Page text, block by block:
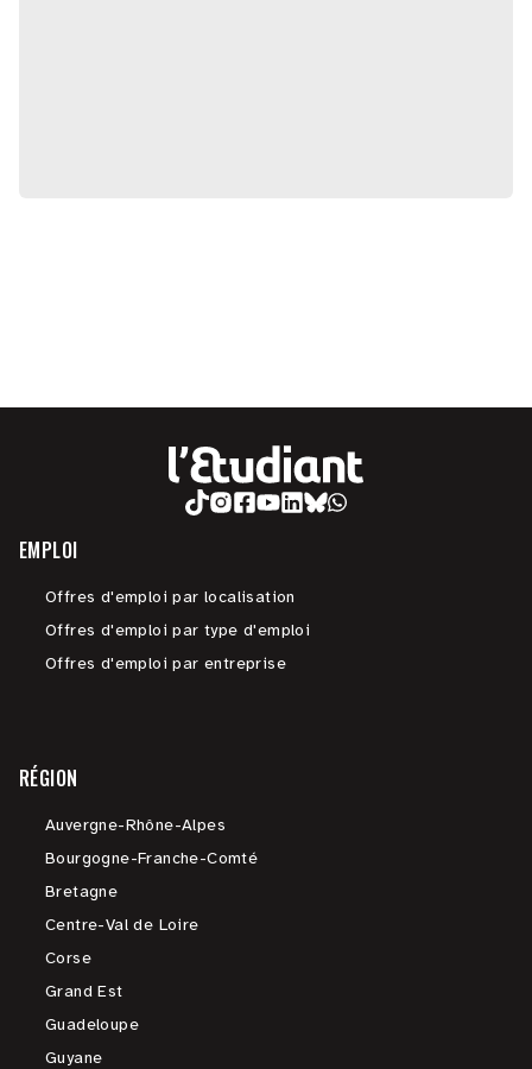
EMPLOI
Offres d'emploi par localisation
Offres d'emploi par type d'emploi
Offres d'emploi par entreprise
RÉGION
Auvergne-Rhône-Alpes
Bourgogne-Franche-Comté
Bretagne
Centre-Val de Loire
Corse
Grand Est
Guadeloupe
Guyane